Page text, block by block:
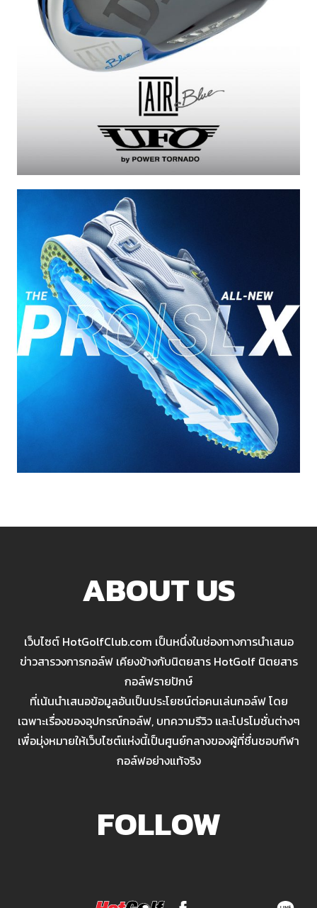
ABOUT US
เว็บไซต์ HotGolfClub.com เป็นหนึ่งในช่องทางการนำเสนอ
ข่าวสารวงการกอล์ฟ เคียงข้างกับนิตยสาร HotGolf นิตยสาร
กอล์ฟรายปักษ์
ที่เน้นนำเสนอข้อมูลอันเป็นประโยชน์ต่อคนเล่นกอล์ฟ โดย
เฉพาะเรื่องของอุปกรณ์กอล์ฟ, บทความรีวิว และโปรโมชั่นต่างๆ
เพื่อมุ่งหมายให้เว็บไซต์แห่งนี้เป็นศูนย์กลางของผู้ที่ชื่นชอบกีฬา
กอล์ฟอย่างแท้จริง
FOLLOW